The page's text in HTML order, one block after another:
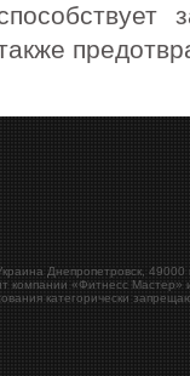
Днепропетровск, 49000
компании «Фитнесс Мастер»
категорически